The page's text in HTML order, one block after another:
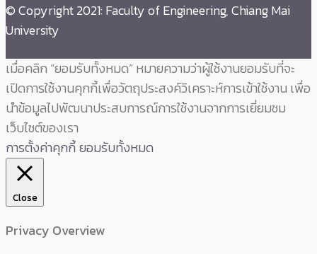
© Copyright 2021: Faculty of Engineering, Chiang Mai
University
เมื่อคลิก “ยอมรับทั้งหมด” หมายความว่าผู้ใช้งานยอมรับที่จะ
เปิดการใช้งานคุกกี้เพื่อวัตถุประสงค์วิเคราะห์การเข้าใช้งาน เพื่อ
นำข้อมูลไปพัฒนาประสบการณ์การใช้งานจากการเยี่ยมชม
เว็บไซต์ของเรา
การตั้งค่าคุกกี้ยอมรับทั้งหมด
Close
Privacy Overview